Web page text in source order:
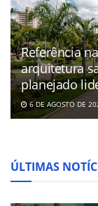
Referência
arquitetura
planejado
6 DE AGOSTO DE
ÚLTIMAS